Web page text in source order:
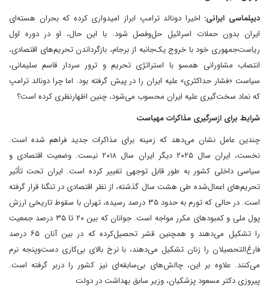
دیپلماسی ایرانی: اخیرا دونالد ترامپ ابراز امیدواری کرده که بحران هسته‌ای
ایران بدون حملات اسرائیل حل‌و‌فصل شود. با این حال، او در دوره اول
ریاست‌جمهوری خود با خروج یک‌‌جانبه از برجام، بازگرداندن تحریم‌های اقتصادی،
انتصاب مشاورانی همسو با استراتژی تحریم و ترور سردار قاسم سلیمانی،
سیاست «فشار حداکثری» علیه ایران را در پیش گرفته بود. اما چرا دونالد ترامپ
که نماد سخت‌گیری علیه ایران محسوب می‌شود، چنین اظهارنظری کرده است؟
شرایط برای ازسرگیری مذاکرات مهیاست
چندین عامل نشان می‌دهد که زمینه برای مذاکرات جدید فراهم شده است.
نخست، ایران سال ۲۰۲۵ دیگر ایران سال ۲۰۱۸ نیست. وضعیت اقتصادی و
سیاسی داخلی کشور به ‌طور قابل‌ توجهی تغییر کرده است. ایران تحت تأثیر
تحریم‌های اعمال‌‌شده طی هشت سال گذشته، از نظر اقتصادی در تنگنا قرار گرفته
است. در حالی که تورم به حدود ۳۵ درصد رسیده، تهران با سقوط تاریخی ارزش
پول ملی و کمبودهای مکرر مواجه است. جوانان که بین ۲۰ تا ۳۵ درصد جمعیت
را تشکیل می‌دهند و همچنین قشر تحصیل‌کرده که در بین آنان ۶۵ درصد
فارغ‌التحصیلان را زنان تشکیل می‌دهند، با نرخ بالای بی‌کاری دست‌‌وپنجه نرم
می‌کنند. علاوه بر این، چالش‌های بی‌سابقه‌ای نیز کشور را دربر گرفته است.
پیروزی دکتر مسعود پزشکیان، وزیر سابق بهداشت در دولت